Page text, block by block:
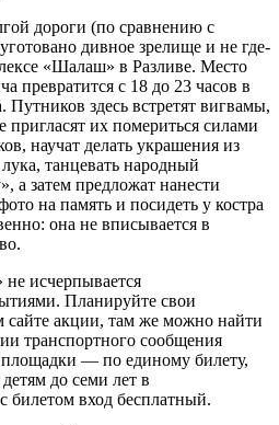
дороги (по сравнению с
дивное зрелище и не где-
«Шалаш» в Разливе. Место
превратится с 18 до 23 часов в
здесь встретят вигвамы,
их помериться силами
научат делать украшения из
танцевать народный
а затем предложат нанести
на память и посидеть у костра
она не вписывается в
не исчерпывается
Планируйте свои
акции, там же можно найти
транспортного сообщения
— по единому билету,
до семи лет в
билетом вход бесплатный.